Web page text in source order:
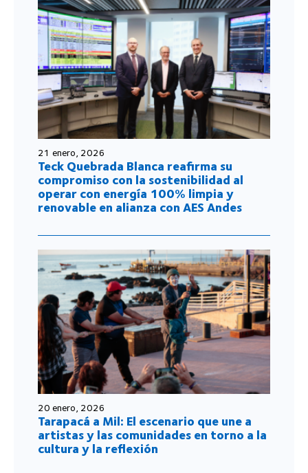
21 enero, 2026
Teck Quebrada Blanca reafirma su
compromiso con la sostenibilidad al
operar con energía 100% limpia y
renovable en alianza con AES Andes
20 enero, 2026
Tarapacá a Mil: El escenario que une a
artistas y las comunidades en torno a la
cultura y la reflexión